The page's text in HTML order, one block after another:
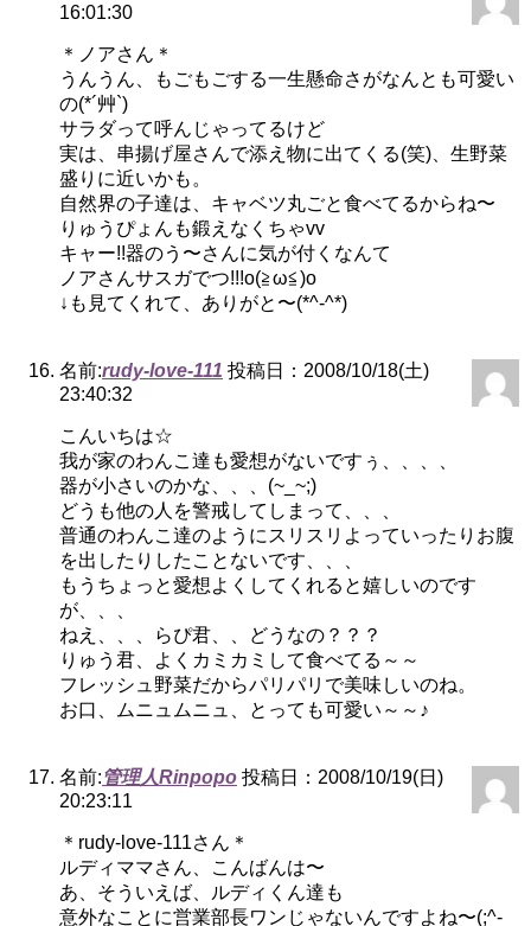
16:01:30
＊ノアさん＊
うんうん、もごもごする一生懸命さがなんとも可愛い
の(*´艸`)
サラダって呼んじゃってるけど
実は、串揚げ屋さんで添え物に出てくる(笑)、生野菜
盛りに近いかも。
自然界の子達は、キャベツ丸ごと食べてるからね〜
りゅうぴょんも鍛えなくちゃvv
キャー!!器のう〜さんに気が付くなんて
ノアさんサスガでつ!!!o(≧ω≦)o
↓も見てくれて、ありがと〜(*^-^*)
名前:rudy-love-111 投稿日：2008/10/18(土)
23:40:32
こんいちは☆
我が家のわんこ達も愛想がないですぅ、、、、
器が小さいのかな、、、(~_~;)
どうも他の人を警戒してしまって、、、
普通のわんこ達のようにスリスリよっていったりお腹
を出したりしたことないです、、、
もうちょっと愛想よくしてくれると嬉しいのです
が、、、
ねえ、、、らぴ君、、どうなの？？？
りゅう君、よくカミカミして食べてる～～
フレッシュ野菜だからパリパリで美味しいのね。
お口、ムニュムニュ、とっても可愛い～～♪
名前:管理人Rinpopo 投稿日：2008/10/19(日)
20:23:11
＊rudy-love-111さん＊
ルディママさん、こんばんは〜
あ、そういえば、ルディくん達も
意外なことに営業部長ワンじゃないんですよね〜(;^-